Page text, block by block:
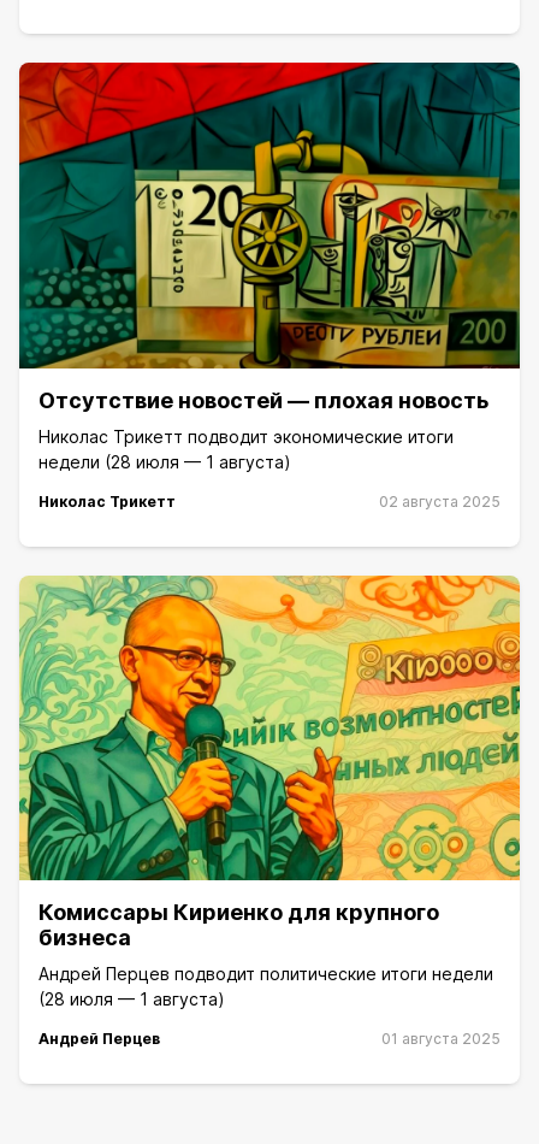
Отсутствие новостей — плохая новость
Николас Трикетт подводит экономические итоги
недели (28 июля — 1 августа)
Николас Трикетт 02 августа 2025
Комиссары Кириенко для крупного
бизнеса
Андрей Перцев подводит политические итоги недели
(28 июля — 1 августа)
Андрей Перцев 01 августа 2025